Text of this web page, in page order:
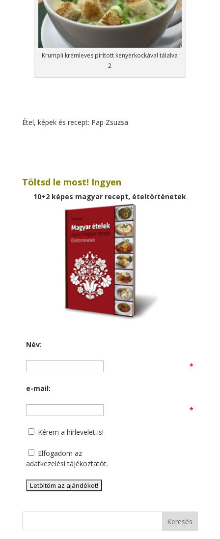
Krumpli krémleves pirított kenyérkockával tálalva
2
Étel, képek és recept: Pap Zsuzsa
Töltsd le most! Ingyen
10+2 képes magyar recept, ételtörténetek
Név:
*
e-mail:
*
Kérem a hírlevelet is!
Elfogadom az
adatkezelési tájékoztatót.